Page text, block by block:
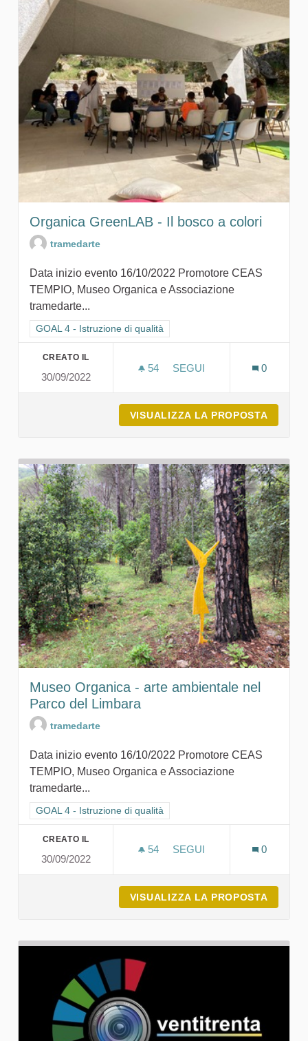
Organica GreenLAB - Il bosco a colori
tramedarte
Data inizio evento 16/10/2022 Promotore CEAS
TEMPIO, Museo Organica e Associazione
tramedarte...
Filtra i risultati per categoria: GOAL 4 - Istruzione di qualità
GOAL 4 - Istruzione di qualità
CREATO IL
30/09/2022
54 54 SOSTENITORI
SEGUI
0
VISUALIZZA LA PROPOSTA
Museo Organica - arte ambientale nel
Parco del Limbara
tramedarte
Data inizio evento 16/10/2022 Promotore CEAS
TEMPIO, Museo Organica e Associazione
tramedarte...
Filtra i risultati per categoria: GOAL 4 - Istruzione di qualità
GOAL 4 - Istruzione di qualità
CREATO IL
30/09/2022
54 54 SOSTENITORI
SEGUI
0
VISUALIZZA LA PROPOSTA